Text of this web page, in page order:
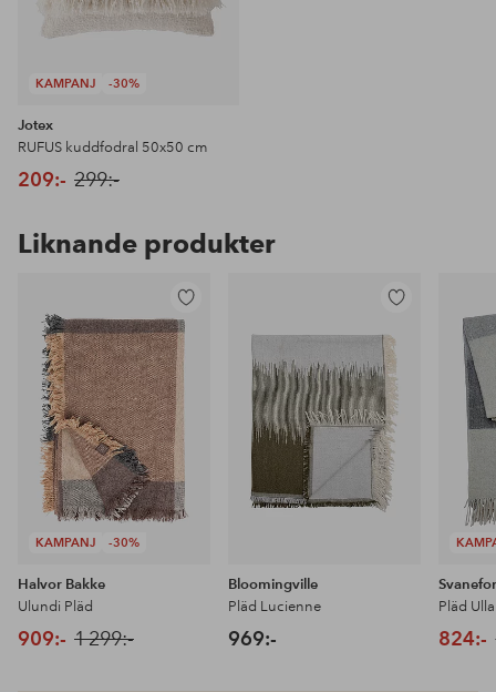
KAMPANJ -30%
Jotex
RUFUS kuddfodral 50x50 cm
209:- 299:-
Liknande produkter
KAMPANJ -30%
Lägg
till
i
favoriter
Halvor Bakke
Ulundi Pläd
909:- 1 299:-
till
i
favoriter
Bloomingville
Pläd Lucienne
969:-
Pläd Ulla
824:-